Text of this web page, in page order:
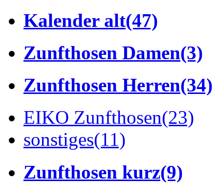
Kalender alt(47)
Zunfthosen Damen(3)
Zunfthosen Herren(34)
EIKO Zunfthosen(23)
sonstiges(11)
Zunfthosen kurz(9)